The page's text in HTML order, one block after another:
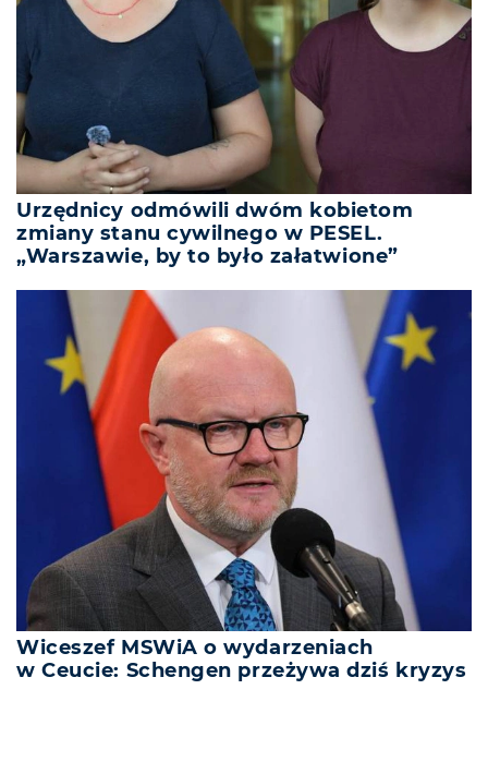
Urzędnicy odmówili dwóm kobietom
zmiany stanu cywilnego w PESEL.
„Warszawie, by to było załatwione”
Wiceszef MSWiA o wydarzeniach
w Ceucie: Schengen przeżywa dziś kryzys